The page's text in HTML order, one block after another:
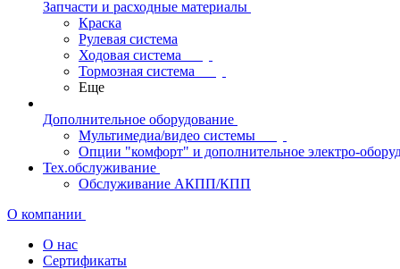
Запчасти и расходные материалы
Краска
Рулевая система
Ходовая система
Тормозная система
Еще
Дополнительное оборудование
Мультимедиа/видео системы
Опции "комфорт" и дополнительное электро-
Тех.обслуживание
Обслуживание АКПП/КПП
О компании
О нас
Сертификаты